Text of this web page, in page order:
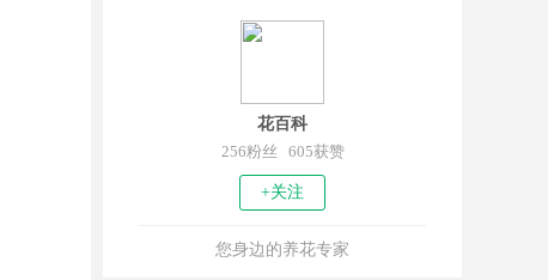
花百科
256粉丝 605获赞
+关注
您身边的养花专家